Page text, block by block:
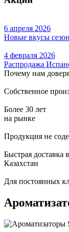
6 апреля 2026
Новые вкусы
4 февраля 2026
Распродажа
Почему нам
Собственное
Более 30 лет
на рынке
Продукция не
Быстрая доставка
Казахстан
Для постоянных